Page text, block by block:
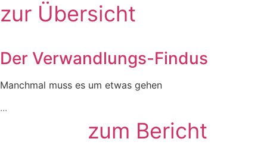
zur Übersicht
Der Verwandlungs-Findus
Manchmal muss es um etwas gehen
zum Bericht